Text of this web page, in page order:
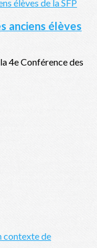
anciens élèves
4e Conférence des